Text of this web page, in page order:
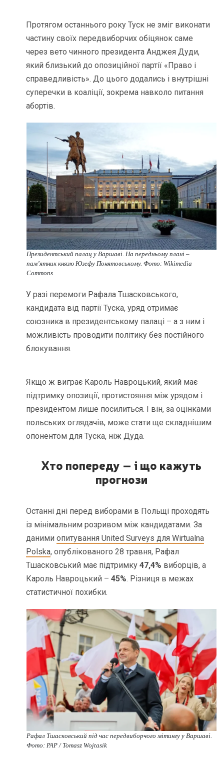
Протягом останнього року Туск не зміг виконати
частину своїх передвиборчих обіцянок саме
через вето чинного президента Анджея Дуди,
який близький до опозиційної партії «Право і
справедливість». До цього додались і внутрішні
суперечки в коаліції, зокрема навколо питання
абортів.
Президентський палац у Варшаві. На передньому плані –
пам’ятник князю Юзефу Понятовському. Фото: Wikimedia
Commons
У разі перемоги Рафала Тшасковського,
кандидата від партії Туска, уряд отримає
союзника в президентському палаці – а з ним і
можливість проводити політику без постійного
блокування.
Якщо ж виграє Кароль Навроцький, який має
підтримку опозиції, протистояння між урядом і
президентом лише посилиться. І він, за оцінками
польських оглядачів, може стати ще складнішим
опонентом для Туска, ніж Дуда.
Хто попереду – і що кажуть
прогнози
Останні дні перед виборами в Польщі проходять
із мінімальним розривом між кандидатами. За
данимиопитування United Surveys для Wirtualna
Polska, опублікованого 28 травня, Рафал
Тшасковський має підтримку47,4% виборців, а
Кароль Навроцький –45%. Різниця в межах
статистичної похибки.
Рафал Тшасковський під час передвиборчого мітингу у Варшаві.
Фото: PAP / Tomasz Wojtasik